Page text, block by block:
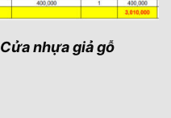
Cửa nhựa giả gỗ